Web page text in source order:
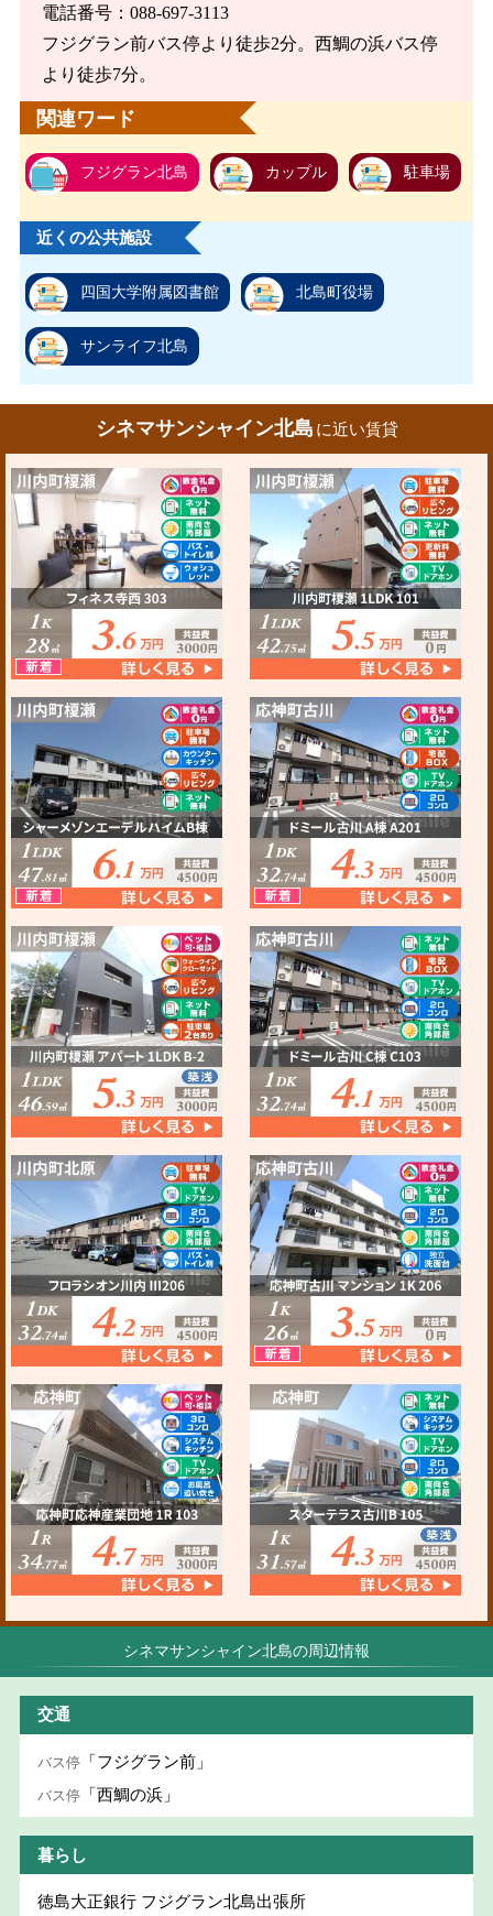
電話番号：088-697-3113
フジグラン前バス停より徒歩2分。西鯛の浜バス停
より徒歩7分。
関連ワード
フジグラン北島 カップル 駐車場
近くの公共施設
四国大学附属図書館 北島町役場
サンライフ北島
シネマサンシャイン北島 に近い賃貸
シネマサンシャイン北島の周辺情報
交通
バス停 「フジグラン前」
バス停 「西鯛の浜」
暮らし
徳島大正銀行 フジグラン北島出張所